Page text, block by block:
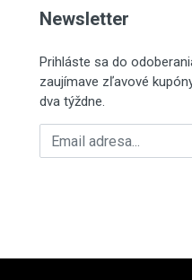
Newsletter
Prihláste sa do
zaujímave zľavové
dva týždne.
Emailová adresa